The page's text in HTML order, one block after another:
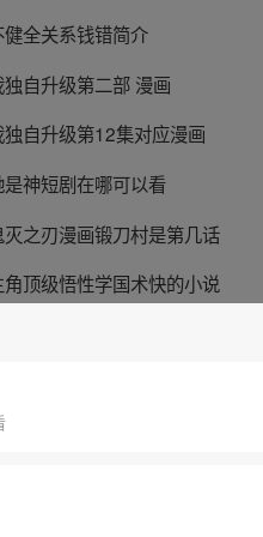
健全关系钱错简介
独自升级第二部 漫画
独自升级第12集对应漫画
是神短剧在哪可以看
灭之刃漫画锻刀村是第几话
角顶级悟性学国术快的小说